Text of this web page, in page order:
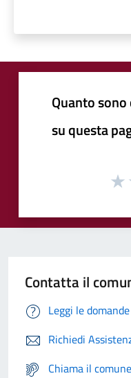
Quanto
su questa
Contatta il
Leggi le
Richiedi
Chiama il